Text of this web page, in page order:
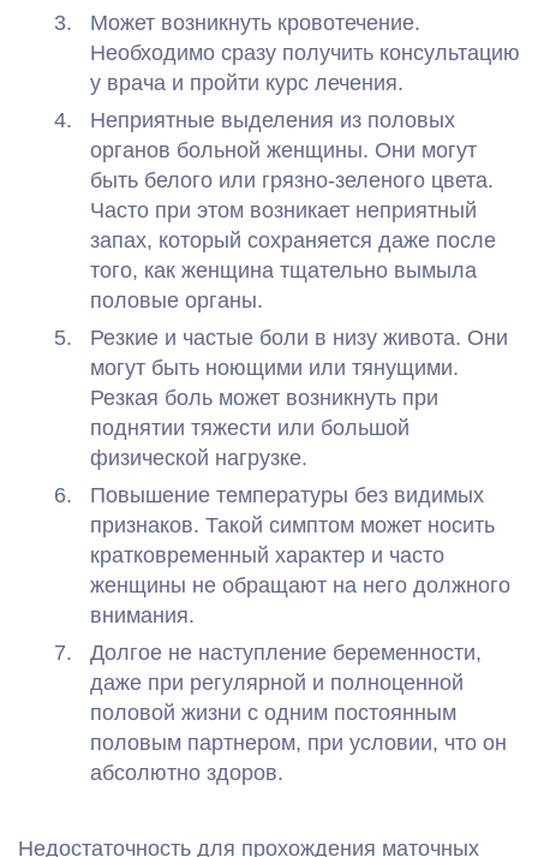
Может возникнуть кровотечение.
Необходимо сразу получить консультацию
у врача и пройти курс лечения.
Неприятные выделения из половых
органов больной женщины. Они могут
быть белого или грязно-зеленого цвета.
Часто при этом возникает неприятный
запах, который сохраняется даже после
того, как женщина тщательно вымыла
половые органы.
Резкие и частые боли в низу живота. Они
могут быть ноющими или тянущими.
Резкая боль может возникнуть при
поднятии тяжести или большой
физической нагрузке.
Повышение температуры без видимых
признаков. Такой симптом может носить
кратковременный характер и часто
женщины не обращают на него должного
внимания.
Долгое не наступление беременности,
даже при регулярной и полноценной
половой жизни с одним постоянным
половым партнером, при условии, что он
абсолютно здоров.
Недостаточность для прохождения маточных